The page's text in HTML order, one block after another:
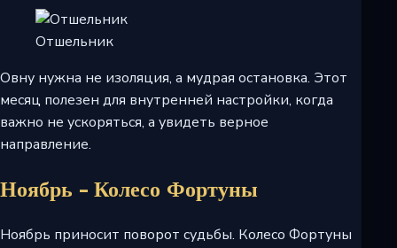
Отшельник
Овну нужна не изоляция, а мудрая остановка. Этот
месяц полезен для внутренней настройки, когда
важно не ускоряться, а увидеть верное
направление.
Ноябрь - Колесо Фортуны
Ноябрь приносит поворот судьбы. Колесо Фортуны